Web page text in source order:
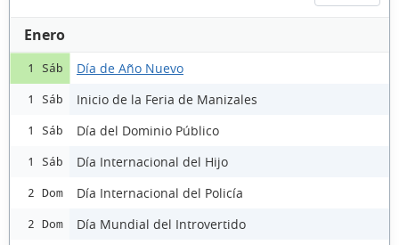
Enero
1 Sáb Día de Año Nuevo
1 Sáb Inicio de la Feria de Manizales
1 Sáb Día del Dominio Público
1 Sáb Día Internacional del Hijo
2 Dom Día Internacional del Policía
2 Dom Día Mundial del Introvertido